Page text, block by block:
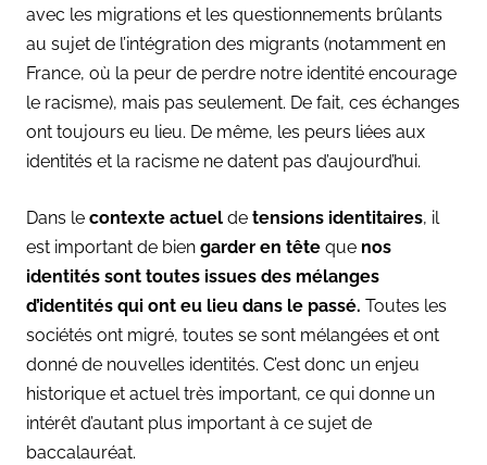
avec les migrations et les questionnements brûlants
au sujet de l’intégration des migrants (notamment en
France, où la peur de perdre notre identité encourage
le racisme), mais pas seulement. De fait, ces échanges
ont toujours eu lieu. De même, les peurs liées aux
identités et la racisme ne datent pas d’aujourd’hui.
Dans le contexte actuel de tensions identitaires, il
est important de bien garder en tête que nos
identités sont toutes issues des mélanges
d’identités qui ont eu lieu dans le passé. Toutes les
sociétés ont migré, toutes se sont mélangées et ont
donné de nouvelles identités. C’est donc un enjeu
historique et actuel très important, ce qui donne un
intérêt d’autant plus important à ce sujet de
baccalauréat.